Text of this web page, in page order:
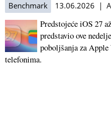
Benchmark 13.06.2026 |
Predstojeće iOS 27
predstavio ove
poboljšanja za
telefonima.